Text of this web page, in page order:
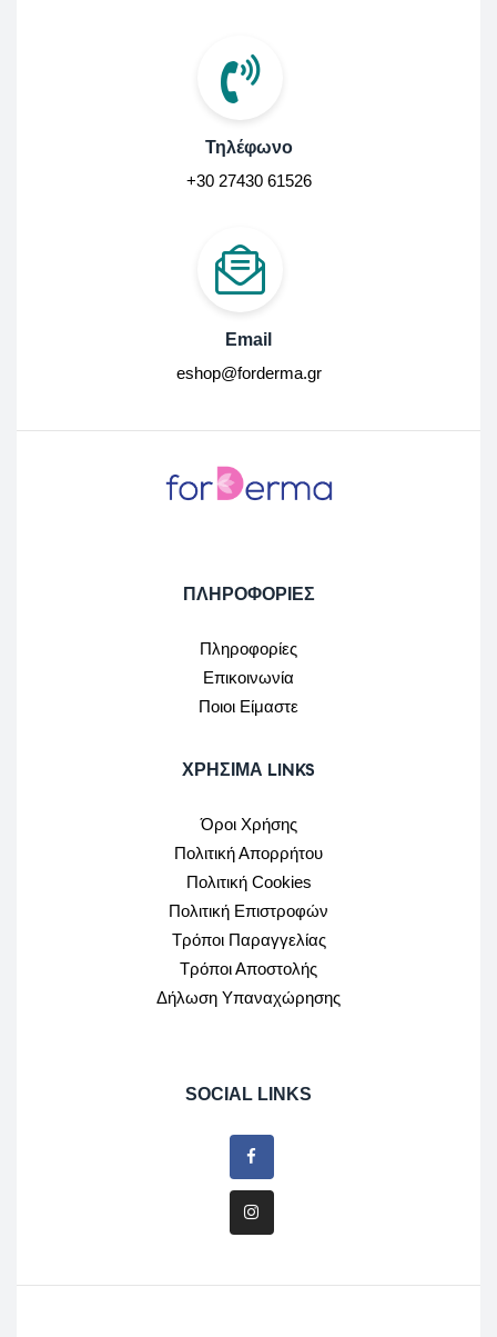
Τηλέφωνο
+30 27430 61526
Email
eshop@forderma.gr
ΠΛΗΡΟΦΟΡΙΕΣ
Πληροφορίες
Επικοινωνία
Ποιοι Είμαστε
ΧΡΉΣΙΜΑ LINKS
Όροι Χρήσης
Πολιτική Απορρήτου
Πολιτική Cookies
Πολιτική Επιστροφών
Τρόποι Παραγγελίας
Τρόποι Αποστολής
Δήλωση Υπαναχώρησης
SOCIAL LINKS